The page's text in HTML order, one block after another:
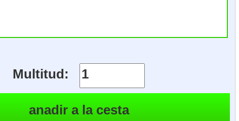
Multitud: